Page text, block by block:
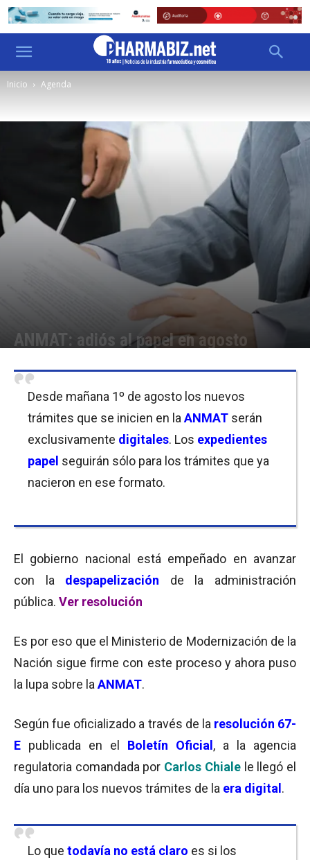
Inicio Agenda
ANMAT: adiós al papel en agosto
Desde mañana 1º de agosto los nuevos
trámites que se inicien en la ANMAT serán
exclusivamente digitales. Los expedientes
papel seguirán sólo para los trámites que ya
nacieron en ese formato.
El gobierno nacional está empeñado en avanzar
con la despapelización de la administración
pública. Ver resolución
Es por eso que el Ministerio de Modernización de la
Nación sigue firme con este proceso y ahora puso
la lupa sobre la ANMAT.
Según fue oficializado a través de la resolución 67-
E publicada en el Boletín Oficial , a la agencia
regulatoria comandada por Carlos Chialele llegó el
día uno para los nuevos trámites de la era digital .
Lo que todavía no está claro es si los